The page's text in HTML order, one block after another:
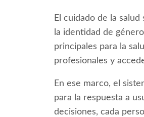
El cuidado de la
la identidad de
principales para la
profesionales y
En ese marco, el
para la respuesta a
decisiones, cada